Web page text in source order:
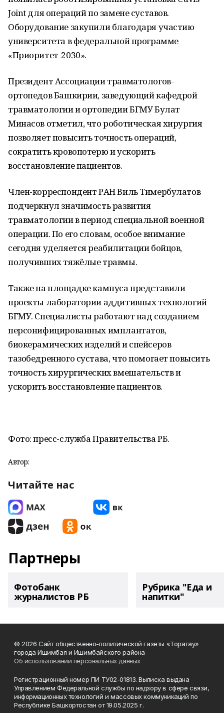
Joint для операций по замене суставов.
Оборудование закупили благодаря участию
университета в федеральной программе
«Приоритет-2030».
Президент Ассоциации травматологов-
ортопедов Башкирии, заведующий кафедрой
травматологии и ортопедии БГМУ Булат
Минасов отметил, что роботическая хирургия
позволяет повысить точность операций,
сократить кровопотерю и ускорить
восстановление пациентов.
Член-корреспондент РАН Виль Тимербулатов
подчеркнул значимость развития
травматологии в период специальной военной
операции. По его словам, особое внимание
сегодня уделяется реабилитации бойцов,
получивших тяжёлые травмы.
Также на площадке кампуса представили
проекты лаборатории аддитивных технологий
БГМУ. Специалисты работают над созданием
персонифицированных имплантатов,
биокерамических изделий и спейсеров
тазобедренного сустава, что помогает повысить
точность хирургических вмешательств и
ускорить восстановление пациентов.
Фото: пресс-служба Правительства РБ.
Автор:
Читайте нас
Партнеры
Фотобанк
журналистов РБ
Рубрика "Еда и
напитки"
© 2026 Сайт общественно-политической газеты «Торатау»
города Ишимбая и Ишимбайского района
Об использовании персональных данных
Регистрационный номер ПИ ТУ02-01813. Выписка выдана
Управлением Федеральной службы по надзору в сфере связи,
информационных технологий и массовых коммуникаций по
Республике Башкортостан от 19.05.2025 г.